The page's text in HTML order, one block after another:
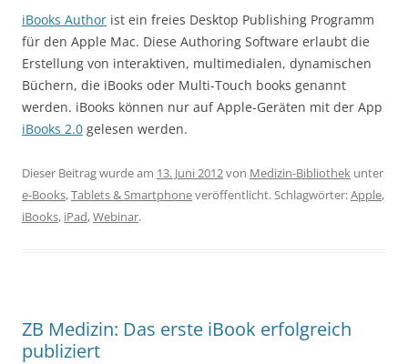
iBooks Author ist ein freies Desktop Publishing Programm
für den Apple Mac. Diese Authoring Software erlaubt die
Erstellung von interaktiven, multimedialen, dynamischen
Büchern, die iBooks oder Multi-Touch books genannt
werden. iBooks können nur auf Apple-Geräten mit der App
iBooks 2.0 gelesen werden.
Dieser Beitrag wurde am 13. Juni 2012von Medizin-Bibliothek unter
e-Books,Tablets & Smartphoneveröffentlicht. Schlagwörter:Apple,
iBooks, iPad,Webinar.
ZB Medizin: Das erste iBook erfolgreich
publiziert